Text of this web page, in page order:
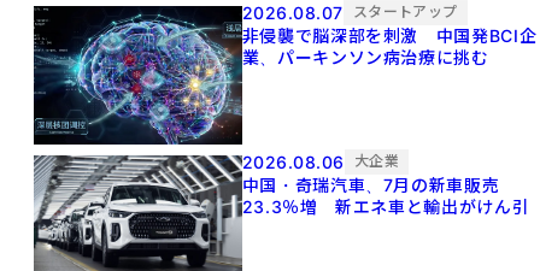
2026.08.07 スタートアップ
非侵襲で脳深部を刺激 中国発BCI企
業、パーキンソン病治療に挑む
2026.08.06 大企業
中国・奇瑞汽車、7月の新車販売
23.3％増 新エネ車と輸出がけん引